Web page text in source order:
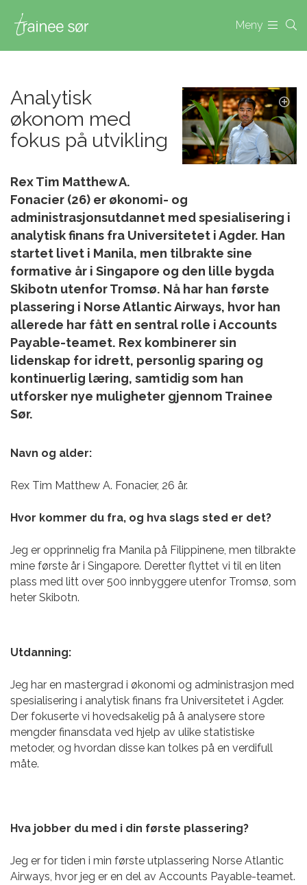
Meny
Analytisk
økonom med
fokus på utvikling
Rex Tim Matthew A.
Fonacier (26) er økonomi- og
administrasjonsutdannet med spesialisering i
analytisk finans fra Universitetet i Agder. Han
startet livet i Manila, men tilbrakte sine
formative år i Singapore og den lille bygda
Skibotn utenfor Tromsø. Nå har han første
plassering i Norse Atlantic Airways, hvor han
allerede har fått en sentral rolle i Accounts
Payable-teamet. Rex kombinerer sin
lidenskap for idrett, personlig sparing og
kontinuerlig læring, samtidig som han
utforsker nye muligheter gjennom Trainee
Sør.
Navn og alder:
Rex Tim Matthew A. Fonacier, 26 år.
Hvor kommer du fra, og hva slags sted er det?
Jeg er opprinnelig fra Manila på Filippinene, men tilbrakte
mine første år i Singapore. Deretter flyttet vi til en liten
plass med litt over 500 innbyggere utenfor Tromsø, som
heter Skibotn.
Utdanning:
Jeg har en mastergrad i økonomi og administrasjon med
spesialisering i analytisk finans fra Universitetet i Agder.
Der fokuserte vi hovedsakelig på å analysere store
mengder finansdata ved hjelp av ulike statistiske
metoder, og hvordan disse kan tolkes på en verdifull
måte.
Hva jobber du med i din første plassering?
Jeg er for tiden i min første utplassering Norse Atlantic
Airways, hvor jeg er en del av Accounts Payable-teamet.